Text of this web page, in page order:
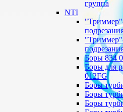
группа
NTI
Боры 834
Боры для
012FG
Боры
Боры
Боры